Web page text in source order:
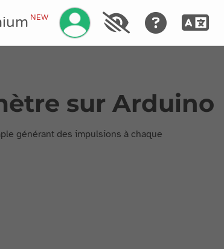
NEW
sur Arduino
générant des impulsions à chaque